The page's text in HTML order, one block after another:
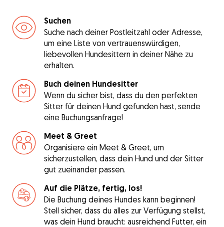
Suchen
Suche nach deiner Postleitzahl oder Adresse,
um eine Liste von vertrauenswürdigen,
liebevollen Hundesittern in deiner Nähe zu
erhalten.
Buch deinen Hundesitter
Wenn du sicher bist, dass du den perfekten
Sitter für deinen Hund gefunden hast, sende
eine Buchungsanfrage!
Meet & Greet
Organisiere ein Meet & Greet, um
sicherzustellen, dass dein Hund und der Sitter
gut zueinander passen.
Auf die Plätze, fertig, los!
Die Buchung deines Hundes kann beginnen!
Stell sicher, dass du alles zur Verfügung stellst,
was dein Hund braucht: ausreichend Futter, ein